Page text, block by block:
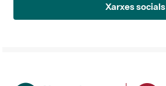
Xarxes socials